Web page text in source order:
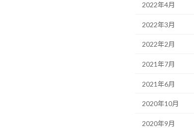
2022年4月
2022年3月
2022年2月
2021年7月
2021年6月
2020年10月
2020年9月